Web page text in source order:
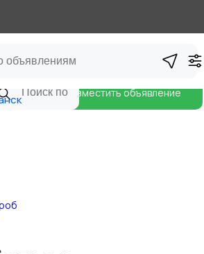
Разместить объявление